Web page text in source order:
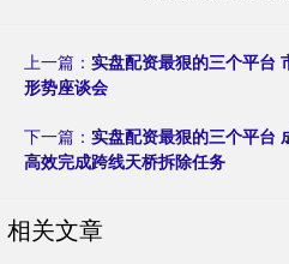
上一篇： 实盘配资最狠的三个平台
形势座谈会
下一篇： 实盘配资最狠的三个平台
高效完成跨线天桥拆除任务
相关文章